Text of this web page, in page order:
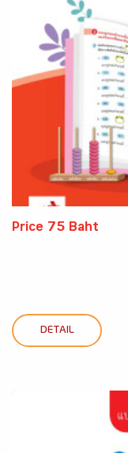
Price 75 Baht
DETAIL